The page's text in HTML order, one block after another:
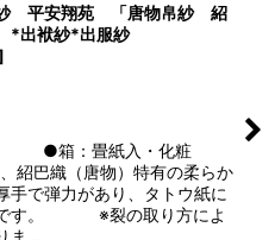
紗 平安翔苑 「唐物帛紗 紹
袱紗*出服紗
●箱：畳紙入・化粧
織（唐物）特有の柔らか
手で弾力があり、タトウ紙に
です。 ※裂の取り方によ
ま…